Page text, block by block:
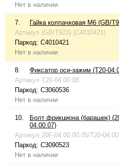
Нет в наличии
7.
Гайка колпачковая М6 (GB/
Артикул (GB/T923) (C4010421)
Паркод: C4010421
Нет в наличии
8.
Фиксатор оси-зажим (T20-
Артикул T20-04.00.08
Паркод: C3060536
Нет в наличии
10.
Болт фрикциона (барашек)
04.00.07)
Артикул 20F-04.00.00.05/T20-
Паркод: C3090523
Нет в наличии